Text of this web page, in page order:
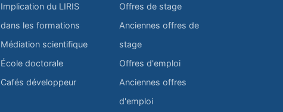
Implication du LIRIS
dans les formations
Médiation scientifique
École doctorale
Cafés développeur
Offres de stage
Anciennes offres de
stage
Offres d'emploi
Anciennes offres
d'emploi